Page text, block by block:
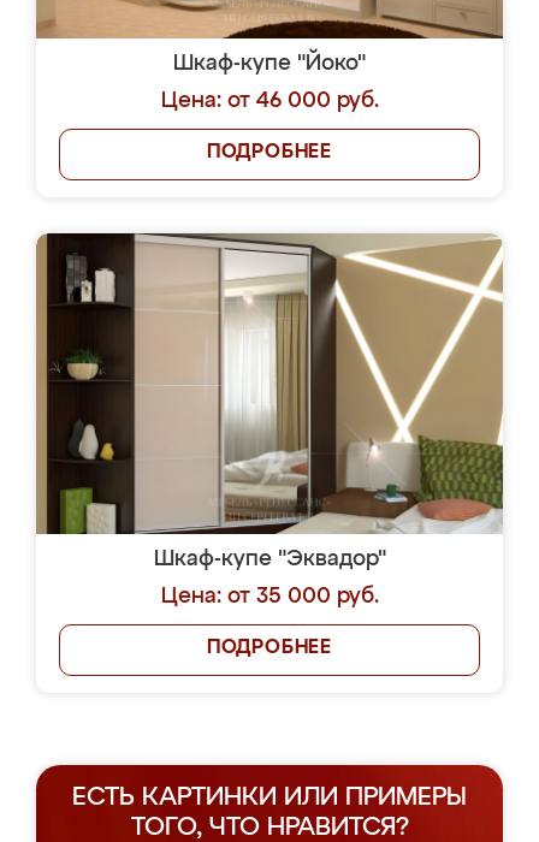
Шкаф-купе "Йоко"
Цена: от 46 000 руб.
ПОДРОБНЕЕ
Шкаф-купе "Эквадор"
Цена: от 35 000 руб.
ПОДРОБНЕЕ
ЕСТЬ КАРТИНКИ ИЛИ ПРИМЕРЫ
ТОГО, ЧТО НРАВИТСЯ?